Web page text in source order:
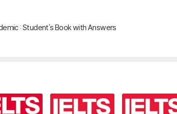
: Student's Book with Answers